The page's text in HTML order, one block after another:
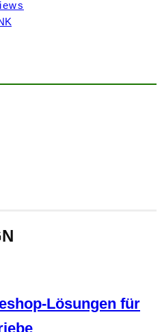
Lösungen für